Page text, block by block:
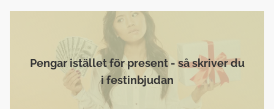
Pengar istället för present - så skriver du
i festinbjudan